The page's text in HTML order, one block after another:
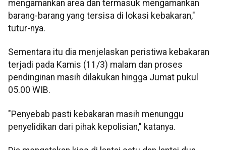
mengamankan area dan termasuk mengamankan
barang-barang yang tersisa di lokasi kebakaran,"
tutur-nya.
Sementara itu dia menjelaskan peristiwa kebakaran
terjadi pada Kamis (11/3) malam dan proses
pendinginan masih dilakukan hingga Jumat pukul
05.00 WIB.
"Penyebab pasti kebakaran masih menunggu
penyelidikan dari pihak kepolisian," katanya.